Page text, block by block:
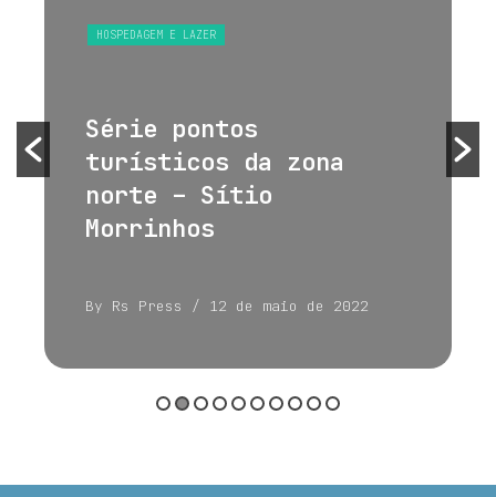
HOSPEDAGEM E LAZER
Série pontos
turísticos da zona
norte – Sítio
Morrinhos
By Rs Press / 12 de maio de 2022